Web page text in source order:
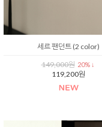
세르 팬던트 (2 color)
149,000원 20% ↓
119,200원